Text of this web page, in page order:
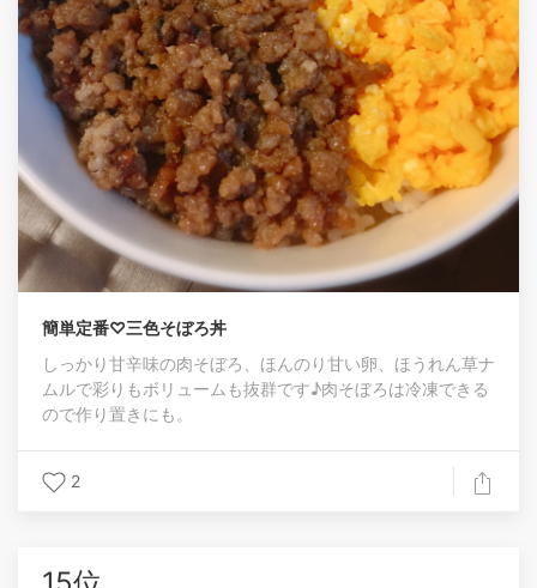
簡単定番♡三色そぼろ丼
しっかり甘辛味の肉そぼろ、ほんのり甘い卵、ほうれん草ナ
ムルで彩りもボリュームも抜群です♪肉そぼろは冷凍できる
ので作り置きにも。
2